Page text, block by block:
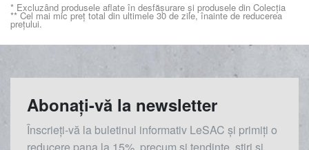
* Excluzând produsele aflate în desfășurare și produsele din Colecția
** Cel mai mic preț total din ultimele 30 de zile, înainte de reducerea
prețului.
Abonați-vă la newsletter
Înscrieți-vă la buletinul informativ LeSAC și primiți o